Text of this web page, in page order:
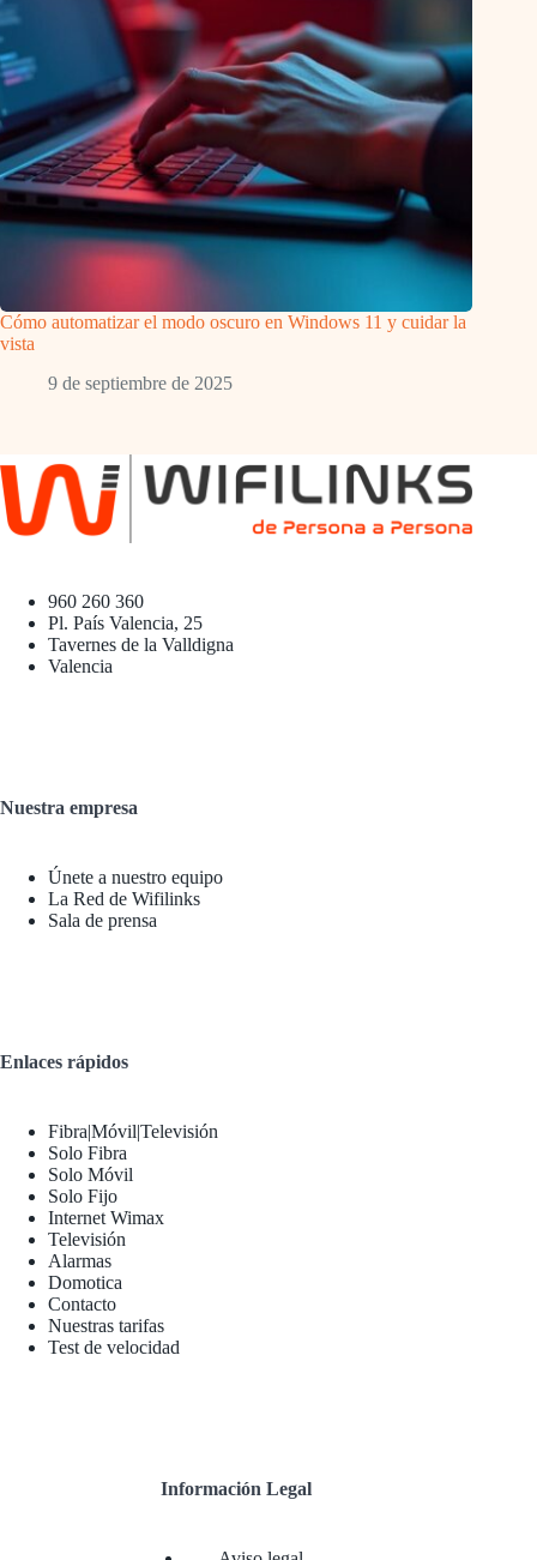
Cómo automatizar el modo oscuro en Windows 11 y cuidar la
vista
9 de septiembre de 2025
960 260 360
Pl. País Valencia, 25
Tavernes de la Valldigna
Valencia
Nuestra empresa
Únete a nuestro equipo
La Red de Wifilinks
Sala de prensa
Enlaces rápidos
Fibra|Móvil|Televisión
Solo Fibra
Solo Móvil
Solo Fijo
Internet Wimax
Televisión
Alarmas
Domotica
Contacto
Nuestras tarifas
Test de velocidad
Información Legal